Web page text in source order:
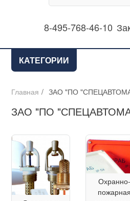
8-495-768-46-10
КАТЕГОРИИ
Главная / ЗАО "ПО
ЗАО "ПО
Охранно-
пожарная